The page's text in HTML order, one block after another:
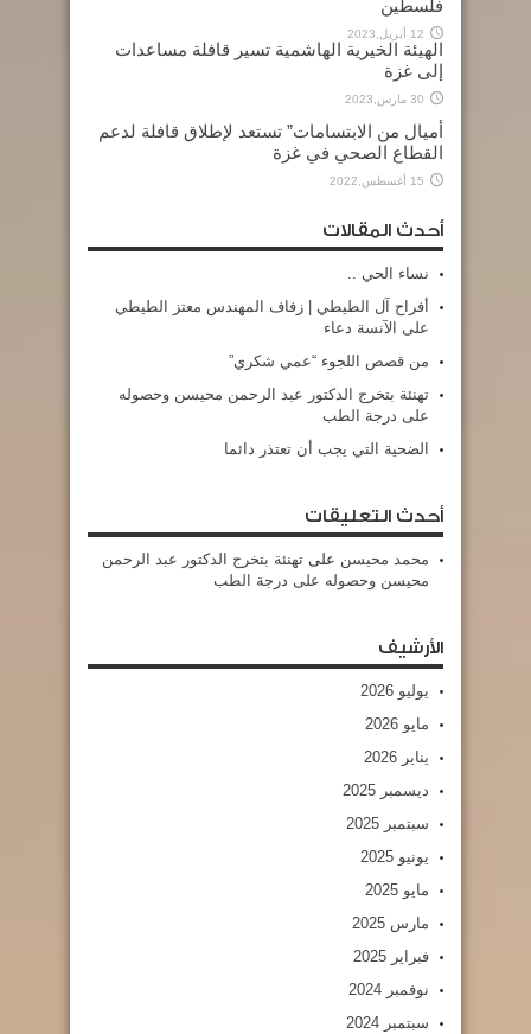
فلسطين
12 أبريل,2023
الهيئة الخيرية الهاشمية تسير قافلة مساعدات
إلى غزة
30 مارس,2023
أميال من الابتسامات” تستعد لإطلاق قافلة لدعم
القطاع الصحي في غزة
15 أغسطس,2022
أحدث المقالات
نساء الحي ..
أفراح آل الطيطي | زفاف المهندس معتز الطيطي
على الآنسة دعاء
من قصص اللجوء “عمي شكري”
تهنئة بتخرج الدكتور عبد الرحمن محيسن وحصوله
على درجة الطب
الضحية التي يجب أن تعتذر دائما
أحدث التعليقات
محمد محيسن على تهنئة بتخرج الدكتور عبد الرحمن
محيسن وحصوله على درجة الطب
الأرشيف
يوليو 2026
مايو 2026
يناير 2026
ديسمبر 2025
سبتمبر 2025
يونيو 2025
مايو 2025
مارس 2025
فبراير 2025
نوفمبر 2024
سبتمبر 2024